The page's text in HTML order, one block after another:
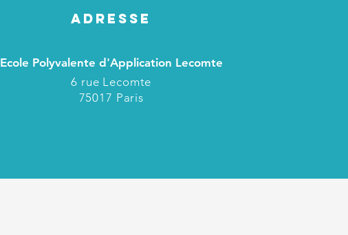
ADRESSE
Ecole Polyvalente d'Application Lecomte
6 rue Lecomte
75017 Paris